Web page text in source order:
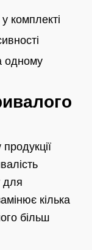
комплекті
одному
для
кілька
більш